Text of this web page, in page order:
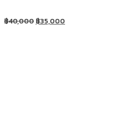
฿40,000฿35,000